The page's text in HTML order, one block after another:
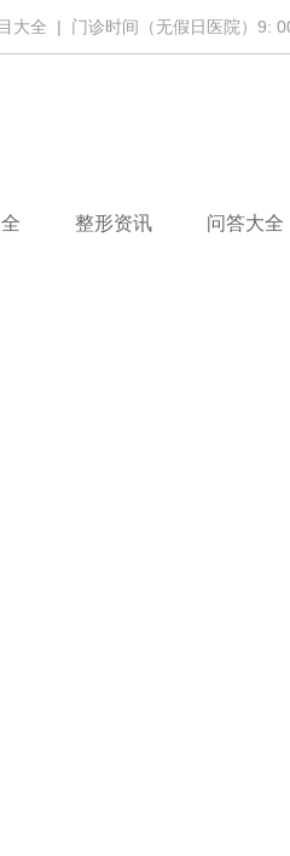
大全 | 门诊时间（无假日医院）9:
整形资讯 问答大全